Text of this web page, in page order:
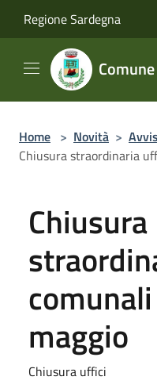
Regione Sardegna
Home > Novità >
Chiusura straordinaria
Chiusura
maggio
Chiusura uffici